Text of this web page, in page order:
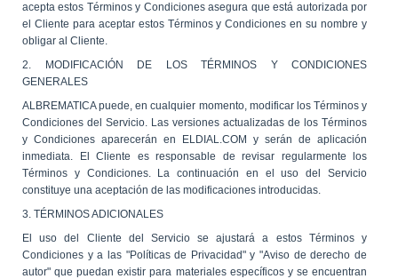
acepta estos Términos y Condiciones asegura que está autorizada por
el Cliente para aceptar estos Términos y Condiciones en su nombre y
obligar al Cliente.
2. MODIFICACIÓN DE LOS TÉRMINOS Y CONDICIONES
GENERALES
ALBREMATICA puede, en cualquier momento, modificar los Términos y
Condiciones del Servicio. Las versiones actualizadas de los Términos
y Condiciones aparecerán en ELDIAL.COM y serán de aplicación
inmediata. El Cliente es responsable de revisar regularmente los
Términos y Condiciones. La continuación en el uso del Servicio
constituye una aceptación de las modificaciones introducidas.
3. TÉRMINOS ADICIONALES
El uso del Cliente del Servicio se ajustará a estos Términos y
Condiciones y a las "Políticas de Privacidad" y "Aviso de derecho de
autor" que puedan existir para materiales específicos y se encuentran